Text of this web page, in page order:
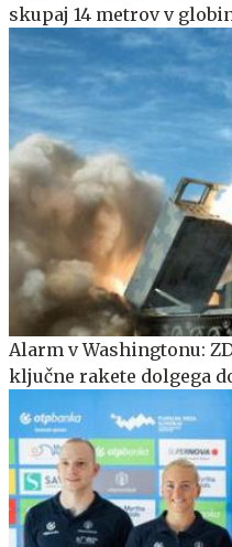
skupaj 14 metrov v
Alarm v Washingtonu:
ključne rakete dolgega